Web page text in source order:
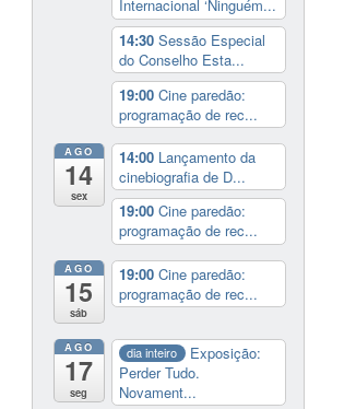
Internacional ‘Ninguém...
14:30 Sessão Especial
do Conselho Esta...
19:00 Cine paredão:
programação de rec...
AGO
14
sex
14:00 Lançamento da
cinebiografia de D...
19:00 Cine paredão:
programação de rec...
AGO
15
sáb
19:00 Cine paredão:
programação de rec...
AGO
17
seg
dia inteiro
Exposição:
Perder Tudo.
Novament...